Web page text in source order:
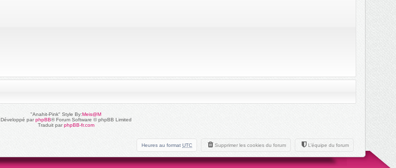
"Anahit-Pink" Style By:Meis@M
Développé parphpBB® Forum Software © phpBB Limited
Traduit parphpBB-fr.com
Heures au format UTC Supprimer les cookies du forum L’équipe du forum